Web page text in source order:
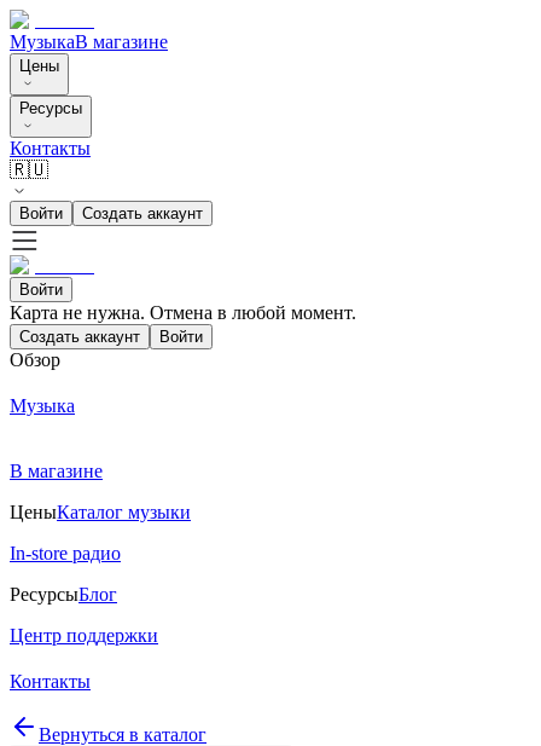
МузыкаВ магазине
Цены
Ресурсы
Контакты
🇷🇺
Войти Создать аккаунт
Войти
Карта не нужна. Отмена в любой момент.
Создать аккаунт Войти
Обзор
Музыка
В магазине
ЦеныКаталог музыки
In-store радио
РесурсыБлог
Центр поддержки
Контакты
Вернуться в каталог